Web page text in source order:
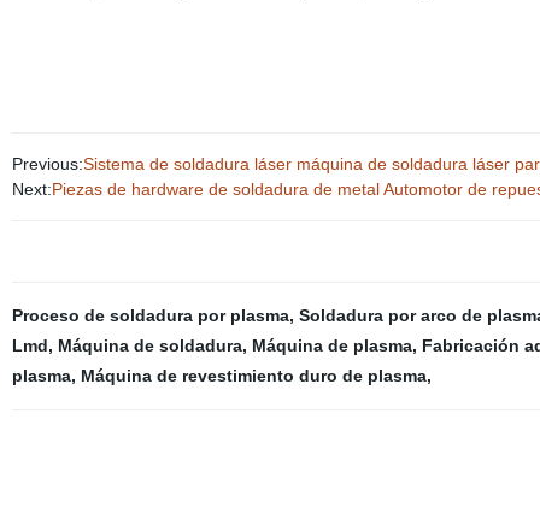
Previous:Sistema de soldadura láser máquina de soldadura láser
Next:Piezas de hardware de soldadura de metal Automotor de
Proceso de soldadura por plasma, Soldadura por arco de
Lmd, Máquina de soldadura, Máquina de plasma, Fabricación
plasma, Máquina de revestimiento duro de plasma,